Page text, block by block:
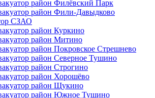
район Филёвский Парк
район Фили-Давыдково
СЗАО
район Куркино
район Митино
район Покровское Стрешнево
район Северное Тушино
район Строгино
район Хорошёво
район Щукино
район Южное Тушино